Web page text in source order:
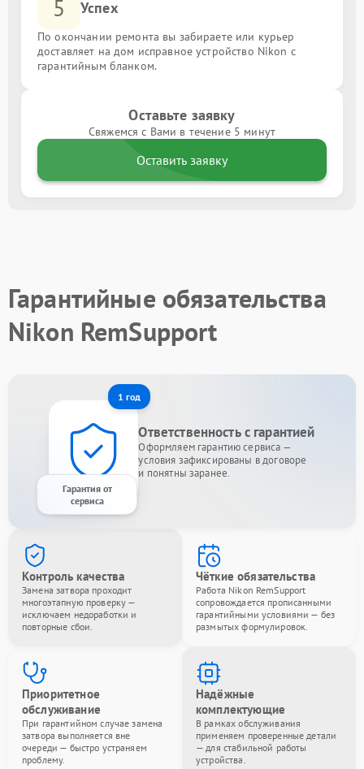
5 Успех
По окончании ремонта вы забираете или курьер
доставляет на дом исправное устройство Nikon с
гарантийным бланком.
Оставьте заявку
Свяжемся с Вами в течение 5 минут
Оставить заявку
Гарантийные обязательства
Nikon RemSupport
1 год
Гарантия от
сервиса
Ответственность с гарантией
Оформляем гарантию сервиса —
условия зафиксированы в договоре
и понятны заранее.
Контроль качества
Замена затвора проходит
многоэтапную проверку —
исключаем недоработки и
повторные сбои.
Чёткие обязательства
Работа Nikon RemSupport
сопровождается прописанными
гарантийными условиями — без
размытых формулировок.
Приоритетное
обслуживание
При гарантийном случае замена
затвора выполняется вне
очереди — быстро устраняем
проблему.
Надёжные
комплектующие
В рамках обслуживания
применяем проверенные детали
— для стабильной работы
устройства.